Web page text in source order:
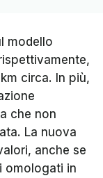
modello
circa. In più,
che non
La nuova
anche se
omologati in